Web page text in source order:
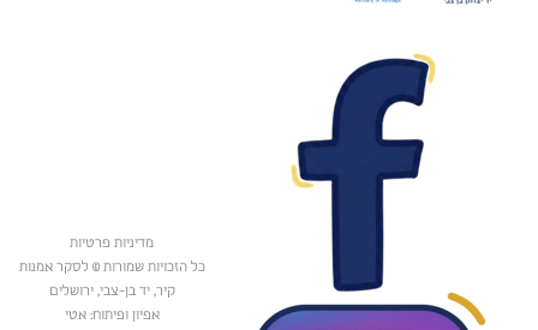
מדיניות פרטיות
כל הזכויות שמורות © לסקר אמנות
קיר, יד בן-צבי, ירושלים
אפיון ופיתוח: אטי